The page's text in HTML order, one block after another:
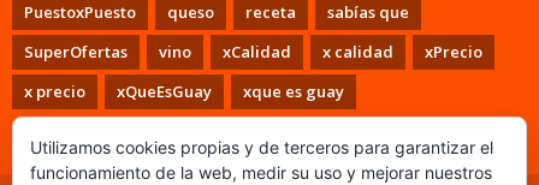
PuestoxPuesto
queso receta
sabías que
SuperOfertas
vino xCalidad x calidad
xPrecio
x precio
xQueEsGuay xque es guay
Utilizamos cookies propias y de terceros para garantizar el
funcionamiento de la web, medir su uso y mejorar nuestros